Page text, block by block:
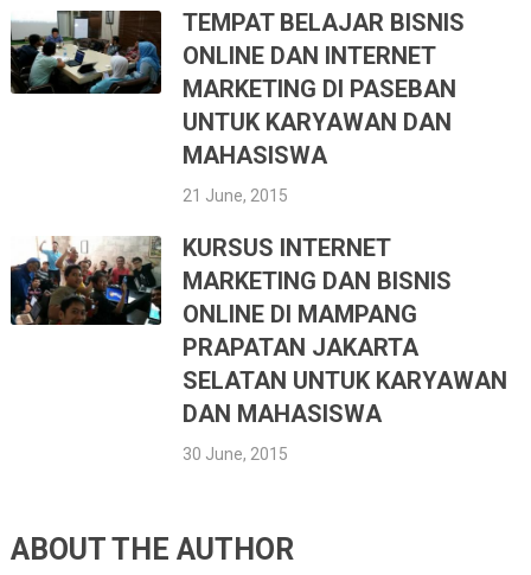
TEMPAT BELAJAR BISNIS
ONLINE DAN INTERNET
MARKETING DI PASEBAN
UNTUK KARYAWAN DAN
MAHASISWA
21 June, 2015
KURSUS INTERNET
MARKETING DAN BISNIS
ONLINE DI MAMPANG
PRAPATAN JAKARTA
SELATAN UNTUK KARYAWAN
DAN MAHASISWA
30 June, 2015
ABOUT THE AUTHOR